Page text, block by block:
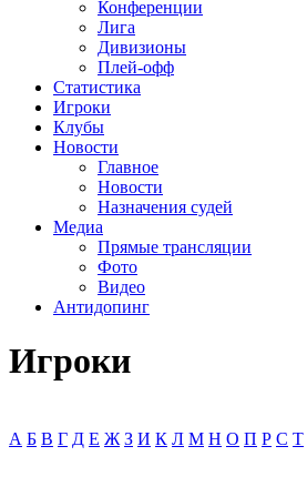
Конференции
Лига
Дивизионы
Плей-офф
Статистика
Игроки
Клубы
Новости
Главное
Новости
Назначения судей
Медиа
Прямые трансляции
Фото
Видео
Антидопинг
Игроки
А Б В Г Д Е Ж З И К Л М Н О П Р С Т